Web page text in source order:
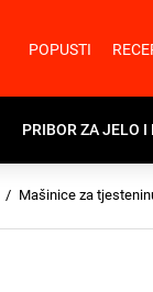
POPUSTI
PRIBOR ZA JELO I
Mašinice za